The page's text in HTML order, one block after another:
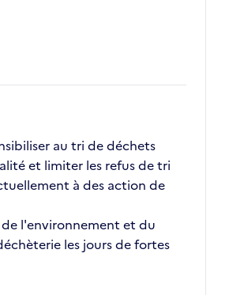
au tri de déchets
et limiter les refus de tri
à des action de
l'environnement et du
les jours de fortes